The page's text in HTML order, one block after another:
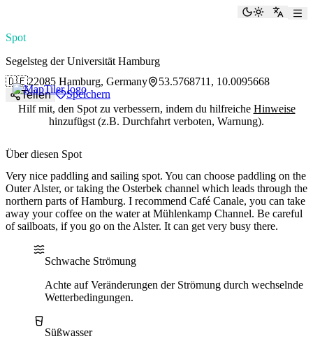
Zu
Spot
Segelsteg der Universität Hamburg
🇩🇪22085 Hamburg, Germany
53.5768711, 10.0095668
Teilen
Speichern
Hilf mit, den Spot zu verbessern, indem du hilfreiche Hinweise
hinzufügst (z.B. Durchfahrt verboten, Warnung).
Über diesen Spot
Very nice paddling and sailing spot. You can choose paddling on the
Outer Alster, or taking the Osterbek channel which leads through the
northern parts of Hamburg. I recommend Café Canale, you can take
away your coffee on the water at Mühlenkamp Channel. Be careful
of sailboats, if you go on the Alster. It can get very busy there.
Water current
Schwache Strömung
Achte auf Veränderungen der Strömung durch wechselnde
Wetterbedingungen.
Water type
Süßwasser